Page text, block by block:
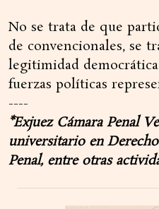
No se trata de que
de convencionales, se
legitimidad
fuerzas políticas
----
*Exjuez Cámara Penal
universitario en
Penal, entre otras